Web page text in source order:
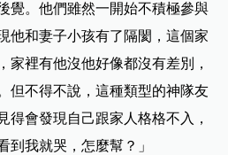
覺。他們雖然一開始不積極參與
他和妻子小孩有了隔閡，這個家
家裡有他沒他好像都沒有差別，
但不得不說，這種類型的神隊友
得會發現自己跟家人格格不入，
到我就哭，怎麼幫？」